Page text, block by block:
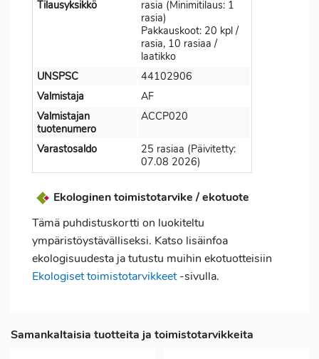
Tilausyksikkö
rasia (Minimitilaus: 1
rasia)
Pakkauskoot: 20 kpl /
rasia, 10 rasiaa /
laatikko
UNSPSC
44102906
Valmistaja
AF
Valmistajan
tuotenumero
ACCP020
Varastosaldo
25 rasiaa (Päivitetty:
07.08 2026)
Ekologinen toimistotarvike / ekotuote
Tämä puhdistuskortti on luokiteltu
ympäristöystävälliseksi. Katso lisäinfoa
ekologisuudesta ja tutustu muihin ekotuotteisiin
Ekologiset toimistotarvikkeet-sivulla.
Samankaltaisia tuotteita ja toimistotarvikkeita